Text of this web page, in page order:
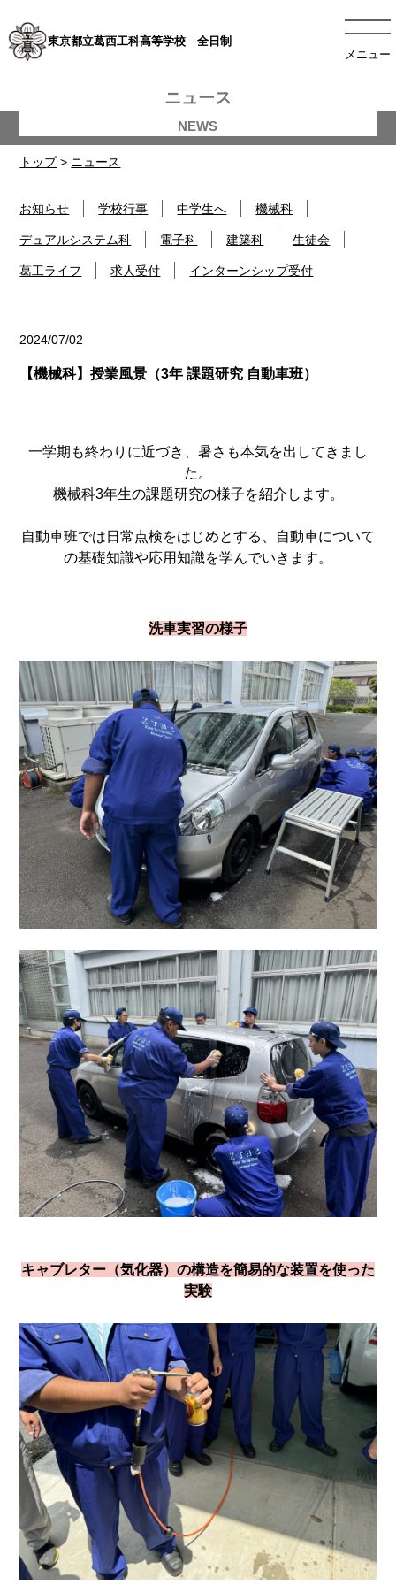
東京都立葛西工科高等学校 全日制
メニュー
トップ> ニュース
ニュース
お知らせ 学校行事 中学生へ 機械科
デュアルシステム科 電子科 建築科 生徒会
葛工ライフ 求人受付 インターンシップ受付
2024/07/02
【機械科】授業風景（3年 課題研究 自動車班）
一学期も終わりに近づき、暑さも本気を出してきまし
た。
機械科3年生の課題研究の様子を紹介します。
自動車班では日常点検をはじめとする、自動車について
の基礎知識や応用知識を学んでいきます。
洗車実習の様子
キャブレター（気化器）の構造を簡易的な装置を使った
実験